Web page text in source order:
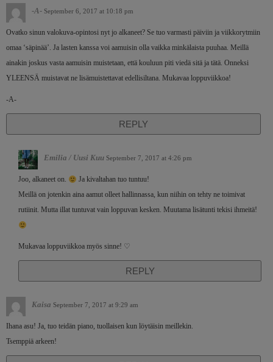
-A- September 6, 2017 at 10:18 pm
Ovatko sinun valokuva-opintosi nyt jo alkaneet? Se tuo varmasti päiviin ja viikkorytmiin
omaa ‘säpinää’. Ja lasten kanssa voi aamuisin olla vaikka minkälaista puuhaa. Meillä
ainakin joskus vasta aamuisin muistetaan, että kouluun piti viedä sitä ja tätä. Onneksi
YLEENSÄ muistavat ne lisämuistettavat edellisiltana. Mukavaa loppuviikkoa!
-A-
REPLY
Emilia / Uusi Kuu September 7, 2017 at 4:26 pm
Joo, alkaneet on.
Ja kivaltahan tuo tuntuu!
Meillä on jotenkin aina aamut olleet hallinnassa, kun niihin on tehty ne toimivat
rutiinit. Mutta illat tuntuvat vain loppuvan kesken. Muutama lisätunti tekisi ihmeitä!
Mukavaa loppuviikkoa myös sinne! ♡
REPLY
Kaisa September 7, 2017 at 9:29 am
Ihana asu! Ja, tuo teidän piano, tuollaisen kun löytäisin meillekin.
Tsemppiä arkeen!